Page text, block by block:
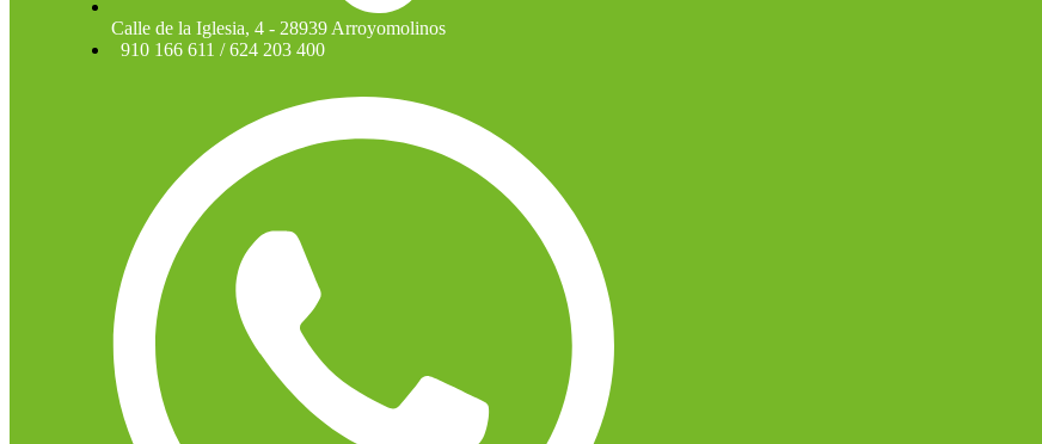
Calle de la Iglesia, 4 - 28939 Arroyomolinos
910 166 611 / 624 203 400